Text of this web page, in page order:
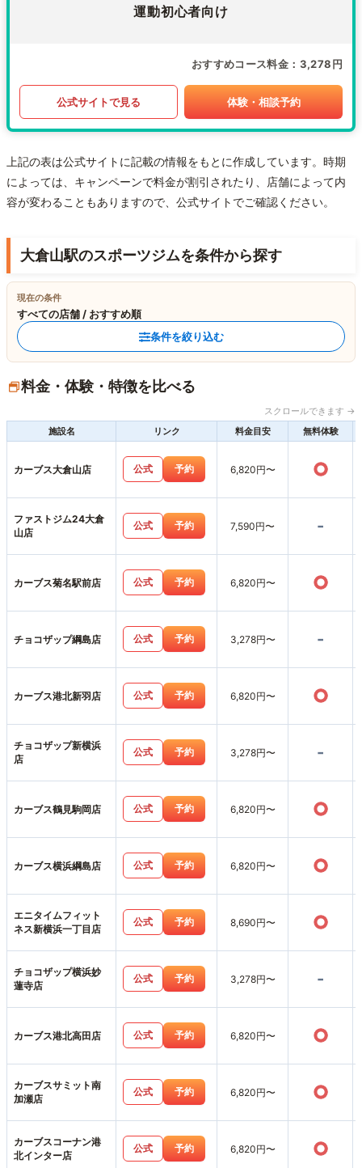
運動初心者向け
おすすめコース料金 3,278円
公式サイトで見る 体験・相談予約
上記の表は公式サイトに記載の情報をもとに作成しています。時期
によっては、キャンペーンで料金が割引されたり、店舗によって内
容が変わることもありますので、公式サイトでご確認ください。
大倉山駅のスポーツジムを条件から探す
現在の条件
すべての店舗 / おすすめ順
条件を絞り込む
料金・体験・特徴を比べる
スクロールできます →
施設名
リンク 料金目安 無料体験
カーブス大倉山店 公式 予約 6,820円〜 ○
ファストジム24大倉
山店
公式 予約 7,590円〜 -
カーブス菊名駅前店 公式 予約 6,820円〜 ○
チョコザップ綱島店 公式 予約 3,278円〜 -
カーブス港北新羽店 公式 予約 6,820円〜 ○
チョコザップ新横浜
店
公式 予約 3,278円〜 -
カーブス鶴見駒岡店 公式 予約 6,820円〜 ○
カーブス横浜綱島店 公式 予約 6,820円〜 ○
エニタイムフィット
ネス新横浜一丁目店
公式 予約 8,690円〜 ○
チョコザップ横浜妙
蓮寺店
公式 予約 3,278円〜 -
カーブス港北高田店 公式 予約 6,820円〜 ○
カーブスサミット南
加瀬店
公式 予約 6,820円〜 ○
カーブスコーナン港
北インター店
公式 予約 6,820円〜 ○